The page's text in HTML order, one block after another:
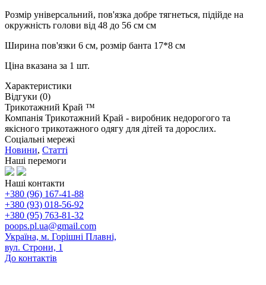
Розмір універсальний, пов'язка добре тягнеться, підійде на
окружність голови від 48 до 56 см см
Ширина пов'язки 6 см, розмір банта 17*8 см
Ціна вказана за 1 шт.
Характеристики
Відгуки (0)
Трикотажний Край ™
Компанія Трикотажний Край - виробник недорогого та
якісного трикотажного одягу для дітей та дорослих.
Соціальні мережі
Новини, Статті
Наші перемоги
Наші контакти
+380 (96) 167-41-88
+380 (93) 018-56-92
+380 (95) 763-81-32
poops.pl.ua@gmail.com
Україна, м. Горішні Плавні,
вул. Строни, 1
До контактів